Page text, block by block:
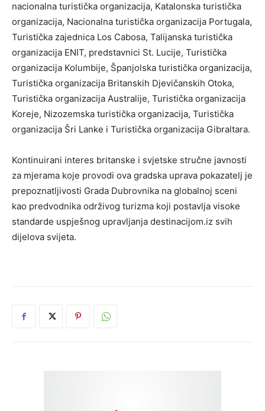
nacionalna turistička organizacija, Katalonska turistička
organizacija, Nacionalna turistička organizacija Portugala,
Turistička zajednica Los Cabosa, Talijanska turistička
organizacija ENIT, predstavnici St. Lucije, Turistička
organizacija Kolumbije, Španjolska turistička organizacija,
Turistička organizacija Britanskih Djevičanskih Otoka,
Turistička organizacija Australije, Turistička organizacija
Koreje, Nizozemska turistička organizacija, Turistička
organizacija Šri Lanke i Turistička organizacija Gibraltara.
Kontinuirani interes britanske i svjetske stručne javnosti
za mjerama koje provodi ova gradska uprava pokazatelj je
prepoznatljivosti Grada Dubrovnika na globalnoj sceni
kao predvodnika održivog turizma koji postavlja visoke
standarde uspješnog upravljanja destinacijom.iz svih
dijelova svijeta.